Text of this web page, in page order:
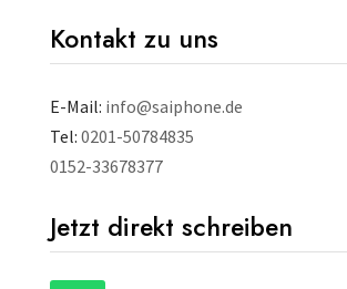
Kontakt zu uns
E-Mail: info@saiphone.de
Tel: 0201-50784835
0152-33678377
Jetzt direkt schreiben